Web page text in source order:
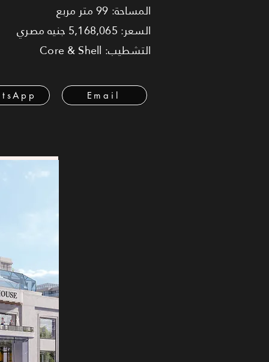
المساحة: 99 متر مربع
السعر: 5,168,065 جنيه مصري
التشطيب: Core & Shell
Email